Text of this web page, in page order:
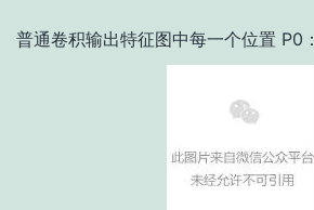
普通卷积输出特征图中每一个位置 P0：